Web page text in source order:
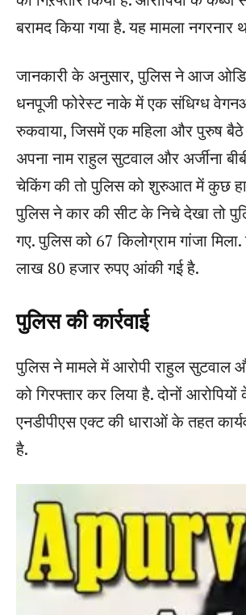
बरामद किया गया है. यह मामला नगरनार
जानकारी के अनुसार, पुलिस ने आज
धनपूजी फोरेस्ट नाके में एक संधिग्ध
रुकवाया, जिसमें एक महिला और पुरुष
अपना नाम राहुल सुटवाल और अर्जीना
चेकिंग की तो पुलिस को शुरुआत में कुछ
पुलिस ने कार की सीट के निचे देखा तो
गए. पुलिस को 67 किलोग्राम गांजा
लाख 80 हजार रुपए आंकी गई है.
पुलिस की कार्रवाई
पुलिस ने मामले में आरोपी राहुल सुटवाल
को गिरफ्तार कर लिया है. दोनों
एनडीपीएस एक्ट की धाराओं के तहत
है.